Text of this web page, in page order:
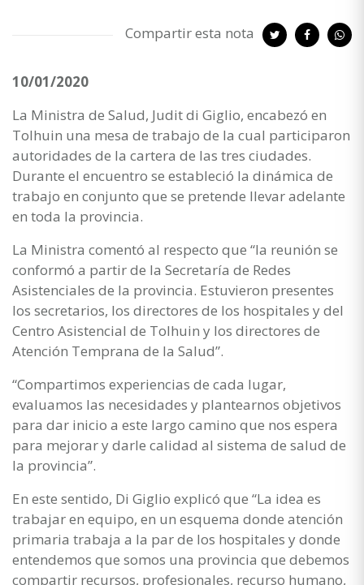
Compartir esta nota
10/01/2020
La Ministra de Salud, Judit di Giglio, encabezó en
Tolhuin una mesa de trabajo de la cual participaron
autoridades de la cartera de las tres ciudades.
Durante el encuentro se estableció la dinámica de
trabajo en conjunto que se pretende llevar adelante
en toda la provincia.
La Ministra comentó al respecto que “la reunión se
conformó a partir de la Secretaría de Redes
Asistenciales de la provincia. Estuvieron presentes
los secretarios, los directores de los hospitales y del
Centro Asistencial de Tolhuin y los directores de
Atención Temprana de la Salud”.
“Compartimos experiencias de cada lugar,
evaluamos las necesidades y plantearnos objetivos
para dar inicio a este largo camino que nos espera
para mejorar y darle calidad al sistema de salud de
la provincia”.
En este sentido, Di Giglio explicó que “La idea es
trabajar en equipo, en un esquema donde atención
primaria trabaja a la par de los hospitales y donde
entendemos que somos una provincia que debemos
compartir recursos, profesionales, recurso humano,